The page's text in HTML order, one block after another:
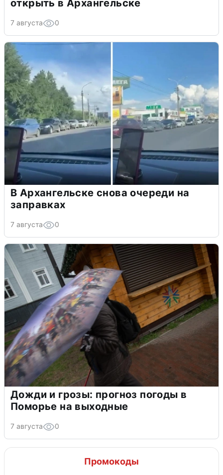
открыть в Архангельске
7 августа 0
В Архангельске снова очереди на
заправках
7 августа 0
Дожди и грозы: прогноз погоды в
Поморье на выходные
7 августа 0
Промокоды